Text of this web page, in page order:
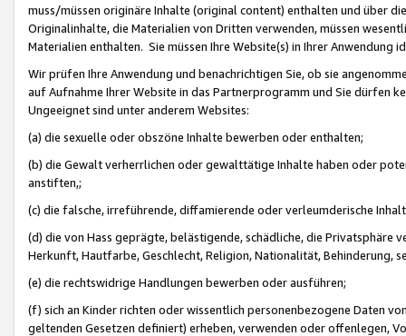
muss/müssen originäre Inhalte (original content) enthalten und über
Originalinhalte, die Materialien von Dritten verwenden, müssen
Materialien enthalten. Sie müssen Ihre Website(s) in Ihrer Anwendung
Wir prüfen Ihre Anwendung und benachrichtigen Sie, ob sie
auf Aufnahme Ihrer Website in das Partnerprogramm und Sie dürfen
Ungeeignet sind unter anderem Websites:
(a) die sexuelle oder obszöne Inhalte bewerben oder enthalten;
(b) die Gewalt verherrlichen oder gewalttätige Inhalte haben oder
anstiften,;
(c) die falsche, irreführende, diffamierende oder verleumderische
(d) die von Hass geprägte, belästigende, schädliche, die Privatsphäre
Herkunft, Hautfarbe, Geschlecht, Religion, Nationalität, Behinderung,
(e) die rechtswidrige Handlungen bewerben oder ausführen;
(f) sich an Kinder richten oder wissentlich personenbezogene Daten
geltenden Gesetzen definiert) erheben, verwenden oder offenlegen,